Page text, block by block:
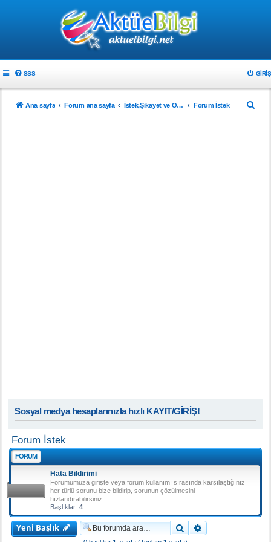
SSS GIRIŞ
Ana sayfa Forum ana sayfa İstek,Şikayet ve Önerileriniz Forum İstek
Sosyal medya hesaplarınızla hızlı KAYIT/GİRİŞ!
Forum İstek
FORUM
Hata Bildirimi
Forumumuza girişte veya forum kullanımı sırasında karşılaştığınız
her türlü sorunu bize bildirip, sorunun çözülmesini
hızlandırabilirsiniz.
Başlıklar: 4
Yeni Başlık Ara